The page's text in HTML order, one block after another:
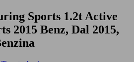
Sports 1.2t Active
2015 Benz, Dal 2015,